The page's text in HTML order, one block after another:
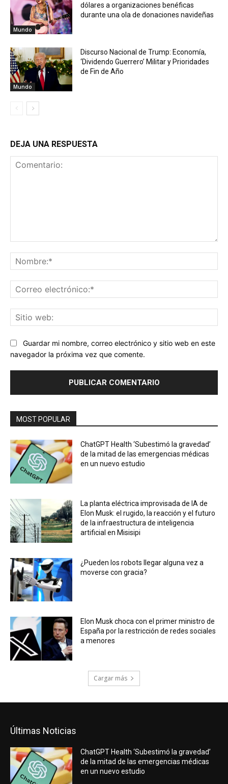
Mundo
dólares a organizaciones benéficas
durante una ola de donaciones navideñas
Mundo
Discurso Nacional de Trump: Economía,
‘Dividendo Guerrero’ Militar y Prioridades
de Fin de Año
DEJA UNA RESPUESTA
Guardar mi nombre, correo electrónico y sitio web en este
navegador la próxima vez que comente.
MOST POPULAR
ChatGPT Health ‘Subestimó la gravedad’
de la mitad de las emergencias médicas
en un nuevo estudio
La planta eléctrica improvisada de IA de
Elon Musk: el rugido, la reacción y el futuro
de la infraestructura de inteligencia
artificial en Misisipi
¿Pueden los robots llegar alguna vez a
moverse con gracia?
Elon Musk choca con el primer ministro de
España por la restricción de redes sociales
a menores
Cargar más
Últimas Noticias
ChatGPT Health ‘Subestimó la gravedad’
de la mitad de las emergencias médicas
en un nuevo estudio